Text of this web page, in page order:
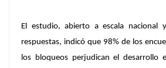
El estudio, abierto a escala nacional
respuestas, indicó que 98% de los
los bloqueos perjudican el desarrollo